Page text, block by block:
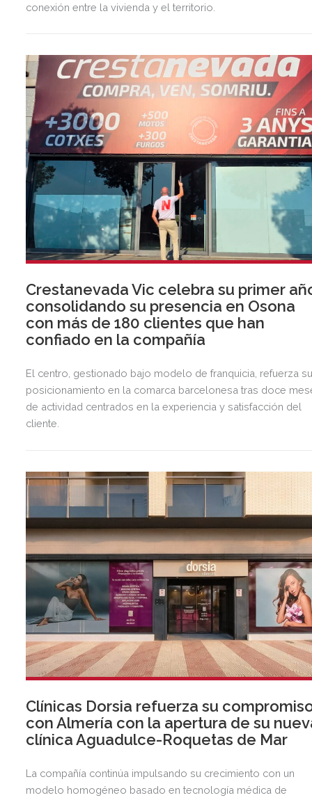
conexión entre la vivienda y el territorio.
Crestanevada Vic celebra su primer
consolidando su presencia en Osona
con más de 180 clientes que han
confiado en la compañía
El centro, gestionado bajo modelo de franquicia, refuerza
posicionamiento en la comarca barcelonesa tras doce
de actividad centrados en la experiencia y satisfacción del
cliente.
Clínicas Dorsia refuerza su
con Almería con la apertura de su
clínica Aguadulce-Roquetas de Mar
La compañía continúa impulsando su crecimiento con un
modelo homogéneo basado en tecnología médica de